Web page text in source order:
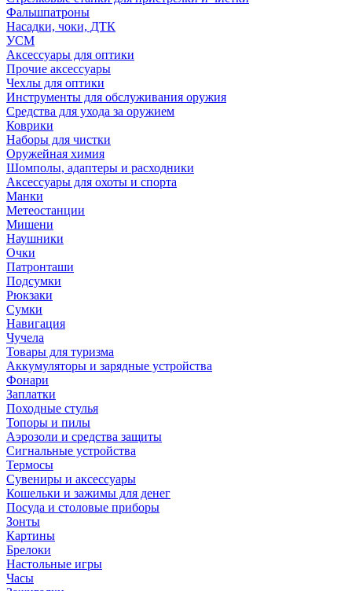
Фальшпатроны
Насадки, чоки, ДТК
УСМ
Аксессуары для оптики
Прочие аксессуары
Чехлы для оптики
Инструменты для обслуживания оружия
Средства для ухода за оружием
Коврики
Наборы для чистки
Оружейная химия
Шомполы, адаптеры и расходники
Аксессуары для охоты и спорта
Манки
Метеостанции
Мишени
Наушники
Очки
Патронташи
Подсумки
Рюкзаки
Сумки
Навигация
Чучела
Товары для туризма
Аккумуляторы и зарядные устройства
Фонари
Заплатки
Походные стулья
Топоры и пилы
Аэрозоли и средства защиты
Сигнальные устройства
Термосы
Сувениры и аксессуары
Кошельки и зажимы для денег
Посуда и столовые приборы
Зонты
Картины
Брелоки
Настольные игры
Часы